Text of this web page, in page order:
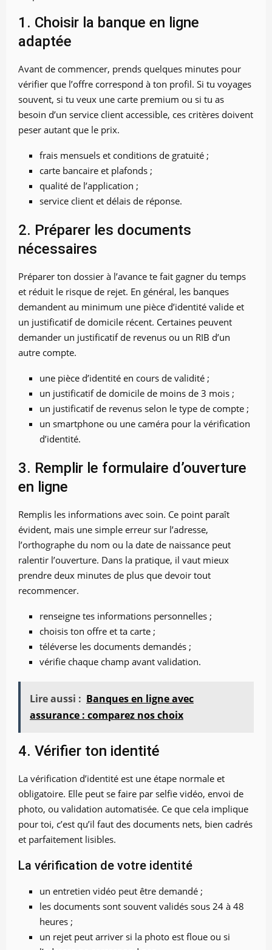
1. Choisir la banque en ligne
adaptée
Avant de commencer, prends quelques minutes pour
vérifier que l’offre correspond à ton profil. Si tu voyages
souvent, si tu veux une carte premium ou si tu as
besoin d’un service client accessible, ces critères doivent
peser autant que le prix.
frais mensuels et conditions de gratuité ;
carte bancaire et plafonds ;
qualité de l’application ;
service client et délais de réponse.
2. Préparer les documents
nécessaires
Préparer ton dossier à l’avance te fait gagner du temps
et réduit le risque de rejet. En général, les banques
demandent au minimum une pièce d’identité valide et
un justificatif de domicile récent. Certaines peuvent
demander un justificatif de revenus ou un RIB d’un
autre compte.
une pièce d’identité en cours de validité ;
un justificatif de domicile de moins de 3 mois ;
un justificatif de revenus selon le type de compte ;
un smartphone ou une caméra pour la vérification
d’identité.
3. Remplir le formulaire d’ouverture
en ligne
Remplis les informations avec soin. Ce point paraît
évident, mais une simple erreur sur l’adresse,
l’orthographe du nom ou la date de naissance peut
ralentir l’ouverture. Dans la pratique, il vaut mieux
prendre deux minutes de plus que devoir tout
recommencer.
renseigne tes informations personnelles ;
choisis ton offre et ta carte ;
téléverse les documents demandés ;
vérifie chaque champ avant validation.
Lire aussi : Banques en ligne avec
assurance : comparez nos choix
4. Vérifier ton identité
La vérification d’identité est une étape normale et
obligatoire. Elle peut se faire par selfie vidéo, envoi de
photo, ou validation automatisée. Ce que cela implique
pour toi, c’est qu’il faut des documents nets, bien cadrés
et parfaitement lisibles.
La vérification de votre identité
un entretien vidéo peut être demandé ;
les documents sont souvent validés sous 24 à 48
heures ;
un rejet peut arriver si la photo est floue ou si